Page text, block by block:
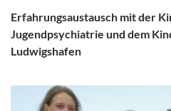
Erfahrungsaustausch mit der
Jugendpsychiatrie und dem
Ludwigshafen